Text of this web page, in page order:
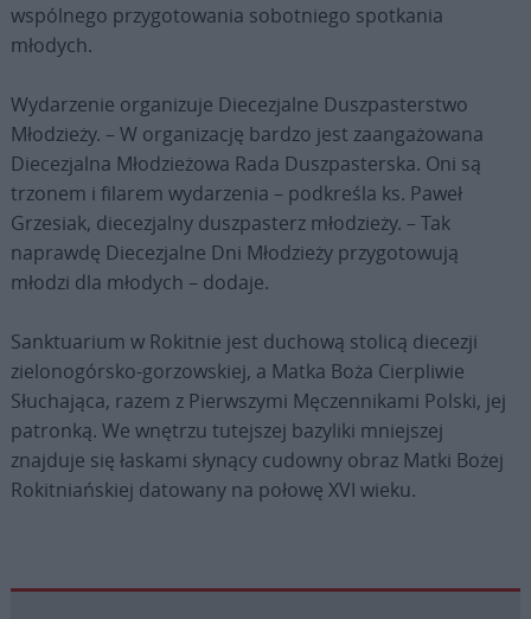
wspólnego przygotowania sobotniego spotkania
młodych.
Wydarzenie organizuje Diecezjalne Duszpasterstwo
Młodzieży. – W organizację bardzo jest zaangażowana
Diecezjalna Młodzieżowa Rada Duszpasterska. Oni są
trzonem i filarem wydarzenia – podkreśla ks. Paweł
Grzesiak, diecezjalny duszpasterz młodzieży. – Tak
naprawdę Diecezjalne Dni Młodzieży przygotowują
młodzi dla młodych – dodaje.
Sanktuarium w Rokitnie jest duchową stolicą diecezji
zielonogórsko-gorzowskiej, a Matka Boża Cierpliwie
Słuchająca, razem z Pierwszymi Męczennikami Polski, jej
patronką. We wnętrzu tutejszej bazyliki mniejszej
znajduje się łaskami słynący cudowny obraz Matki Bożej
Rokitniańskiej datowany na połowę XVI wieku.